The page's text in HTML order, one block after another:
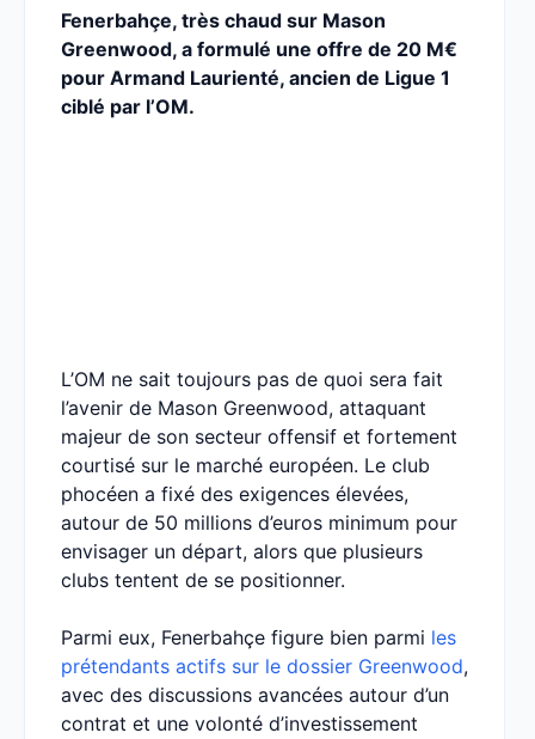
Fenerbahçe, très chaud sur Mason
Greenwood, a formulé une offre de 20 M€
pour Armand Laurienté, ancien de Ligue 1
ciblé par l’OM.
L’OM ne sait toujours pas de quoi sera fait
l’avenir de Mason Greenwood, attaquant
majeur de son secteur offensif et fortement
courtisé sur le marché européen. Le club
phocéen a fixé des exigences élevées,
autour de 50 millions d’euros minimum pour
envisager un départ, alors que plusieurs
clubs tentent de se positionner.
Parmi eux, Fenerbahçe figure bien parmi les
prétendants actifs sur le dossier Greenwood,
avec des discussions avancées autour d’un
contrat et une volonté d’investissement